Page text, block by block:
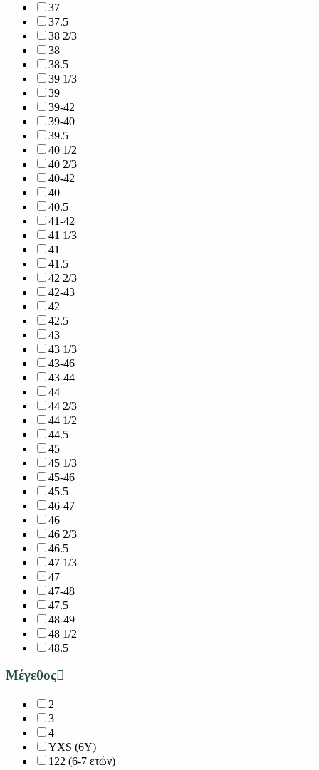
37
37.5
38 2/3
38
38.5
39 1/3
39
39-42
39-40
39.5
40 1/2
40 2/3
40-42
40
40.5
41-42
41 1/3
41
41.5
42 2/3
42-43
42
42.5
43
43 1/3
43-46
43-44
44
44 2/3
44 1/2
44.5
45
45 1/3
45-46
45.5
46-47
46
46 2/3
46.5
47 1/3
47
47-48
47.5
48-49
48 1/2
48.5
Μέγεθος
2
3
4
YXS (6Y)
122 (6-7 ετών)